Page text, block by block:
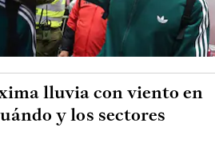
lluvia con viento en
y los sectores